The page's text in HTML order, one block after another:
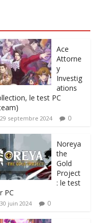
Ace
Attorne
y
Investig
ations
le test PC
29 septembre 2024 0
Noreya
the
Gold
Project
: le test
PC
30 juin 2024 0